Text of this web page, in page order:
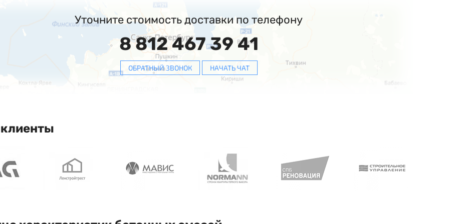
Уточните стоимость доставки по телефону
8 812 467 39 41
ОБРАТНЫЙ ЗВОНОК НАЧАТЬ ЧАТ